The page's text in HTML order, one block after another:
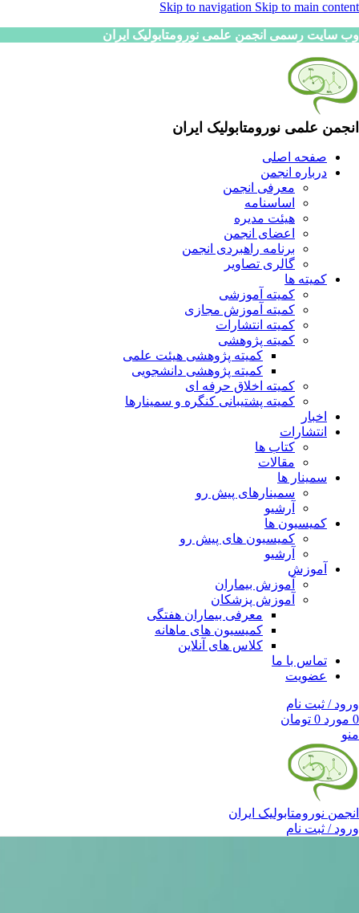
Skip to navigation Skip to main content
وب سایت رسمی انجمن علمی نورومتابولیک ایران
انجمن علمی نورومتابولیک ایران
صفحه اصلی
درباره انجمن
معرفی انجمن
اساسنامه
هیئت مدیره
اعضای انجمن
برنامه راهبردی انجمن
گالری تصاویر
کمیته ها
کمیته آموزشی
کمیته آموزش مجازی
کمیته انتشارات
کمیته پژوهشی
کمیته پژوهشی هیئت علمی
کمیته پژوهشی دانشجویی
کمیته اخلاق حرفه ای
کمیته پشتیبانی کنگره و سمینارها
اخبار
انتشارات
کتاب ها
مقالات
سمینار ها
سمینارهای پیش رو
آرشیو
کمیسیون ها
کمیسیون های پیش رو
آرشیو
آموزش
آموزش بیماران
آموزش پزشکان
معرفی بیماران هفتگی
کمیسیون های ماهانه
کلاس های آنلاین
تماس با ما
عضویت
ورود / ثبت نام
0 مورد 0 تومان
منو
انجمن نورومتابولیک ایران
ورود / ثبت نام